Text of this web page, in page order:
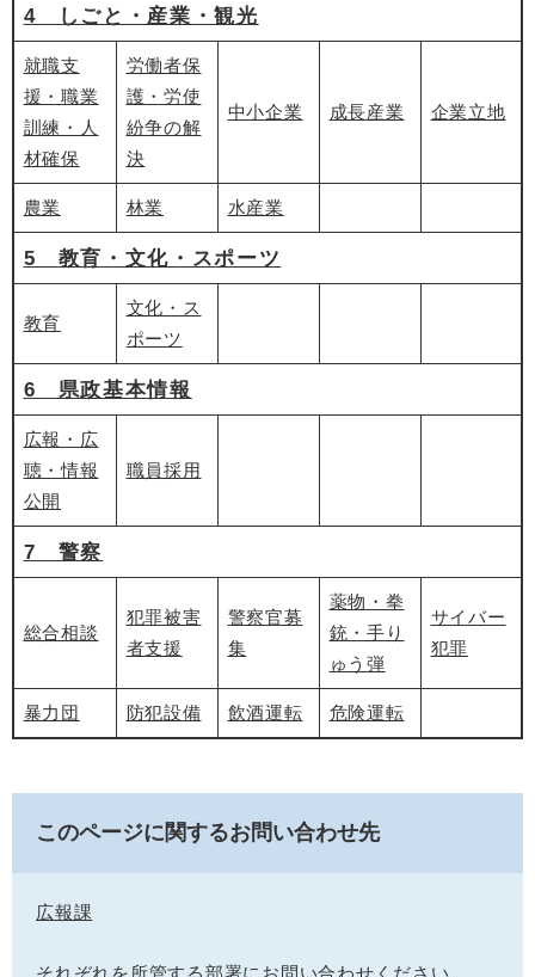
4 しごと・産業・観光
就職支
援・職業
訓練・人
材確保
労働者保
護・労使
紛争の解
決
中小企業 成長産業 企業立地
農業 林業 水産業
5 教育・文化・スポーツ
教育
文化・ス
ポーツ
6 県政基本情報
広報・広
聴・情報
公開
職員採用
7 警察
総合相談
犯罪被害
者支援
警察官募
集
薬物・拳
銃・手り
ゅう弾
サイバー
犯罪
暴力団 防犯設備 飲酒運転 危険運転
このページに関するお問い合わせ先
広報課